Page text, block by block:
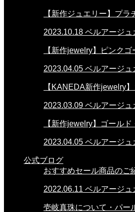
【新作ジュエリー】プ
2023.10.18 ベルアージュ
【新作jewelry】ピンク
2023.04.05 ベルアージュ
【KANEDA新作jewelry
2023.03.09 ベルアージュ
【新作jewelry】ゴール
2023.04.05 ベルアージュ
公式ブログ
おすすめセール商品の
2022.06.11 ベルアージュ
壱岐真珠について・パー